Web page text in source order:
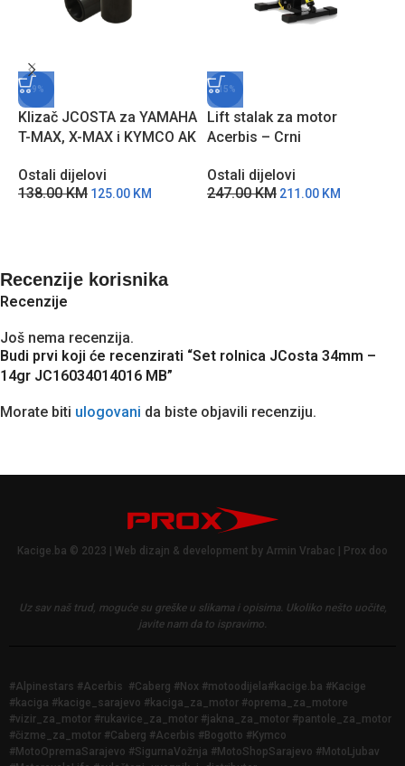
-9%
Klizač JCOSTA za YAMAHA
T-MAX, X-MAX i KYMCO AK
Ostali dijelovi
138.00KM 125.00 KM
-15%
Lift stalak za motor
Acerbis – Crni
Ostali dijelovi
247.00KM 211.00 KM
Recenzije korisnika
Recenzije
Još nema recenzija.
Budi prvi koji će recenzirati “Set rolnica JCosta 34mm –
14gr JC16034014016 MB”
Morate biti ulogovani da biste objavili recenziju.
Kacige.ba © 2023 | Web dizajn & development by Armin Vrabac | Prox doo
Uz sav naš trud, moguće su greške u slikama i opisima. Ukoliko nešto uočite,
javite nam da to ispravimo.
#Alpinestars #Acerbis #Caberg #Nox #motoodijela#kacige.ba #Kacige
#kaciga #kacige_sarajevo #kaciga_za_motor #oprema_za_motore
#vizir_za_motor #rukavice_za_motor #jakna_za_motor #pantole_za_motor
#čizme_za_motor #Caberg #Acerbis #Bogotto #Kymco
#MotoOpremaSarajevo #SigurnaVožnja #MotoShopSarajevo #MotoLjubav